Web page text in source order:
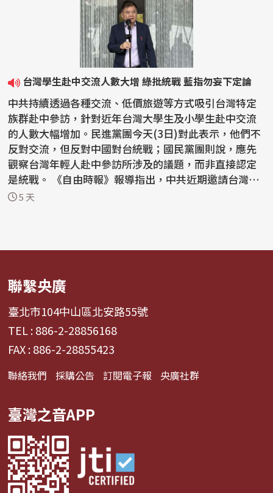
台灣學生赴中交流人數大增 綠批統戰 藍指勿妄下定論
中共持續透過各種交流、低價旅遊等方式吸引台灣特定
族群赴中參訪，針對近年台灣大學生及小學生赴中交流
的人數大幅增加。民進黨團今天(3日)對此表示，他們不
反對交流，但反對中國對台統戰；國民黨團則說，應先
觀察台灣年輕人赴中參訪所涉及的議題，而非直接認定
是統戰。 《自由時報》報導指出，中共近期邀請台灣大
學生...
5 天
聯繫央廣
臺北市104中山區北安路55號
TEL : 886-2-28856168
FAX : 886-2-28855423
聯絡我們 採購公告 訂閱電子報 央廣社群
臺灣之音APP